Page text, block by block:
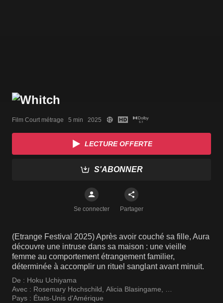
Film Court métrage   5 min   2025
LECTURE OFFERTE
S'ABONNER
Se connecter Partager
(Etrange Festival 2025) Après avoir couché sa fille, Aura
découvre une intruse dans sa maison : une vieille
femme au comportement étrangement familier,
déterminée à accomplir un rituel sanglant avant minuit.
De : Hoku Uchiyama
Avec : Rosemary Hochschild, Alicia Blasingame,
Nora Harriet Aossey
Pays : États-Unis d'Amérique